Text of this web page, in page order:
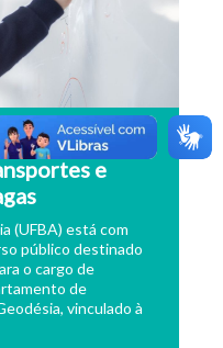
docentes
e
(UFBA) está com
público destinado
o cargo de
de
vinculado à